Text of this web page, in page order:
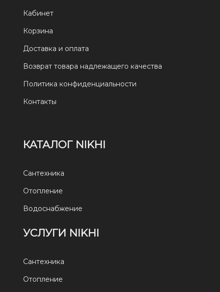
Кабинет
Корзина
Доставка и оплата
Возврат товара надлежащего качества
Политика конфиденциальности
Контакты
КАТАЛОГ NIKHI
Сантехника
Отопление
Водоснабжение
УСЛУГИ NIKHI
Сантехника
Отопление